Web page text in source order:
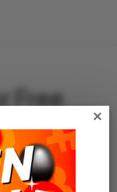
Free
×